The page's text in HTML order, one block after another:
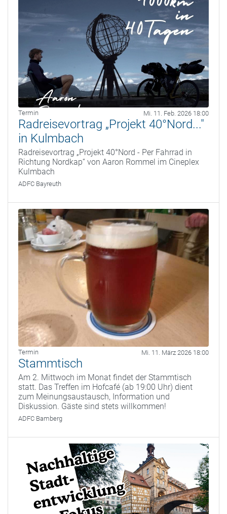
Termin Mi. 11. Feb. 2026 18:00
Radreisevortrag „Projekt 40°Nord..."
in Kulmbach
Radreisevortrag „Projekt 40°Nord - Per Fahrrad in
Richtung Nordkap“ von Aaron Rommel im Cineplex
Kulmbach
ADFC Bayreuth
Termin Mi. 11. März 2026 18:00
Stammtisch
Am 2. Mittwoch im Monat findet der Stammtisch
statt. Das Treffen im Hofcafé (ab 19:00 Uhr) dient
zum Meinungsaustausch, Information und
Diskussion. Gäste sind stets willkommen!
ADFC Bamberg